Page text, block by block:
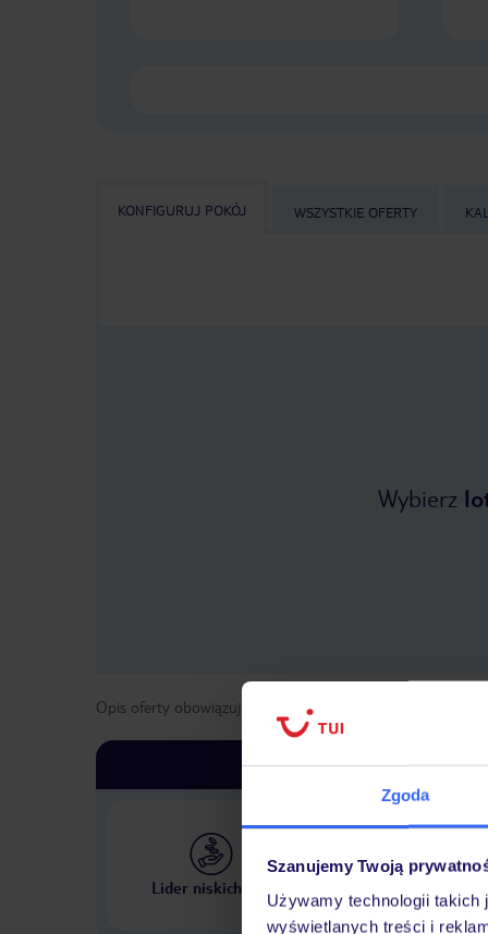
Zgoda
Szanujemy Twoją
Używamy technologii
wyświetlanych treści i
KONFIGURUJ POKÓJ WSZYSTKIE OFERTY
Wybierz
Opis oferty obowiązuje dla wyjazdów w terminie
Lider niskich cen
Największe biuro
w Polsce